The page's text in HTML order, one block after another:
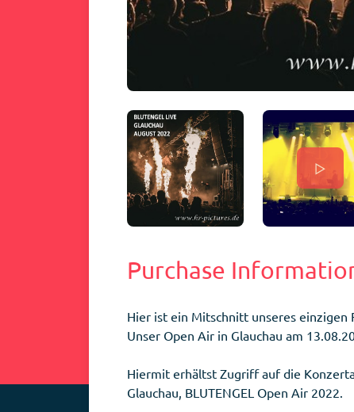
▷
Purchase
Hier ist ein Mitschnitt unseres einzigen
Unser Open Air in Glauchau am
Hiermit erhältst Zugriff auf die
Glauchau, BLUTENGEL Open Air 2022.